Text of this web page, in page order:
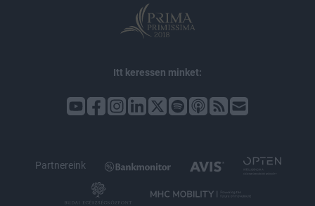
Itt keressen minket:
Partnereink